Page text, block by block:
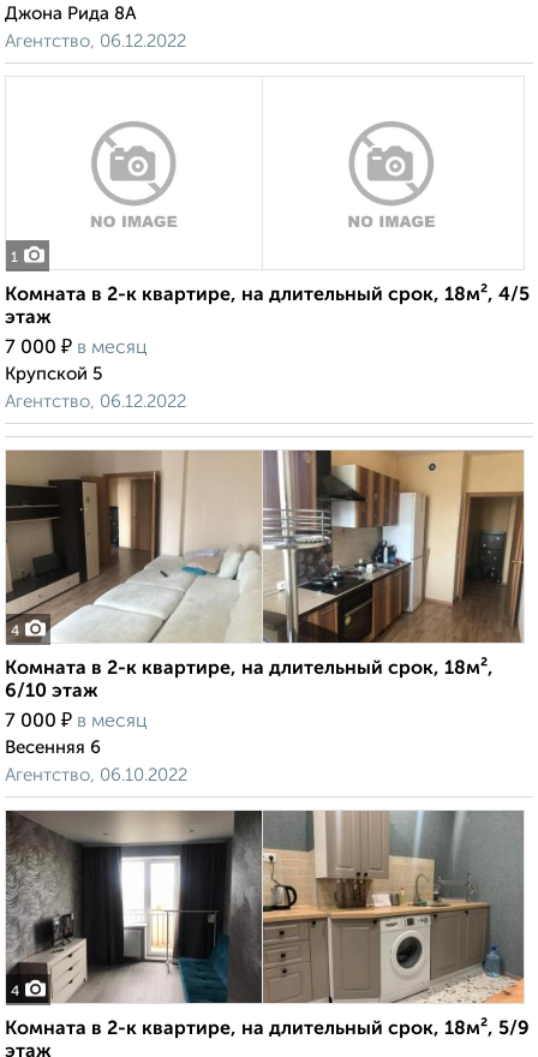
Джона Рида 8А
Агентство, 06.12.2022
1
Комната в 2-к квартире, на длительный срок, 18м², 4/5
этаж
7 000 ₽ в месяц
Крупской 5
Агентство, 06.12.2022
4
Комната в 2-к квартире, на длительный срок, 18м²,
6/10 этаж
7 000 ₽ в месяц
Весенняя 6
Агентство, 06.10.2022
4
Комната в 2-к квартире, на длительный срок, 18м², 5/9
этаж